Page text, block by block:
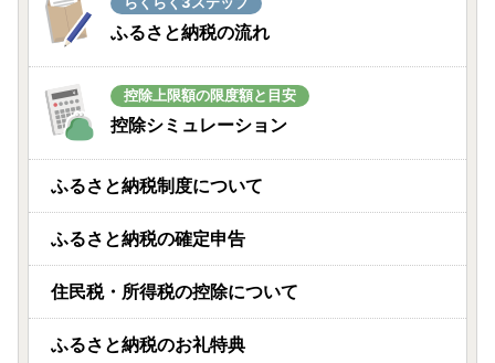
ふるさと納税の流れ
控除上限額の限度額と目安
控除シミュレーション
ふるさと納税制度について
ふるさと納税の確定申告
住民税・所得税の控除について
ふるさと納税のお礼特典